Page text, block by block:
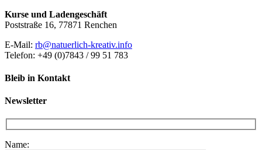
Kurse und Ladengeschäft
Poststraße 16, 77871 Renchen
E-Mail: rb@natuerlich-kreativ.info
Telefon: +49 (0)7843 / 99 51 783
Bleib in Kontakt
Newsletter
Name: